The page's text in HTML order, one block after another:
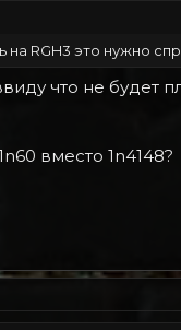
RGH3 это нужно
что не будет
вместо 1n4148?